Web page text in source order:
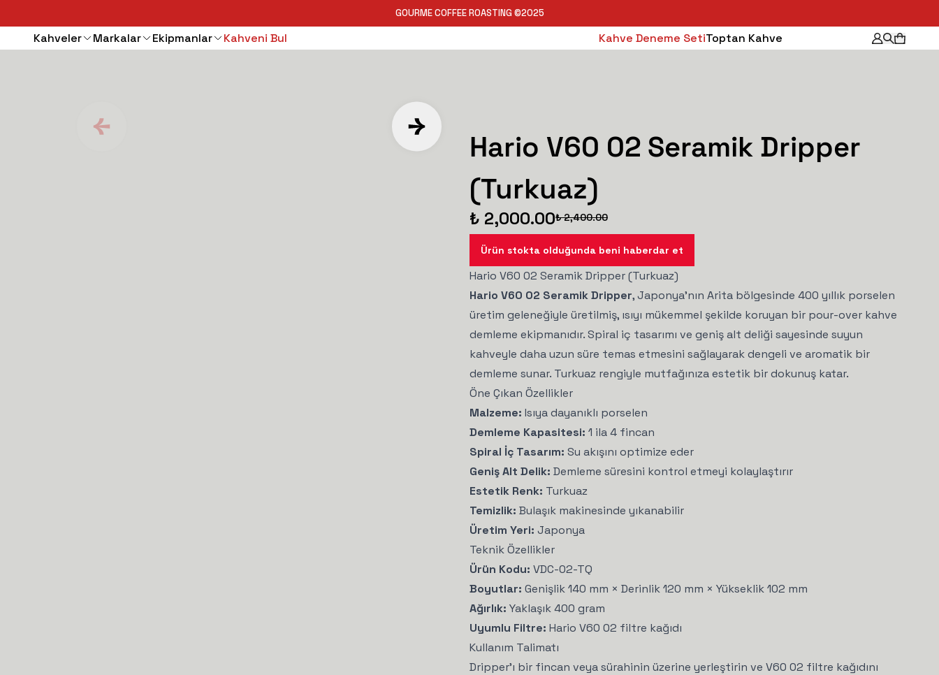
GOURME COFFEE ROASTING ©2025
Kahveler Markalar Ekipmanlar Kahveni Bul Kahve Deneme SetiToptan Kahve
Hario V60 02 Seramik Dripper
(Turkuaz)
₺ 2,000.00₺ 2,400.00
Ürün stokta olduğunda beni haberdar et
Hario V60 02 Seramik Dripper (Turkuaz)
Hario V60 02 Seramik Dripper, Japonya'nın Arita bölgesinde 400 yıllık porselen
üretim geleneğiyle üretilmiş, ısıyı mükemmel şekilde koruyan bir pour-over kahve
demleme ekipmanıdır. Spiral iç tasarımı ve geniş alt deliği sayesinde suyun
kahveyle daha uzun süre temas etmesini sağlayarak dengeli ve aromatik bir
demleme sunar. Turkuaz rengiyle mutfağınıza estetik bir dokunuş katar.
Öne Çıkan Özellikler
Malzeme: Isıya dayanıklı porselen
Demleme Kapasitesi: 1 ila 4 fincan
Spiral İç Tasarım: Su akışını optimize eder
Geniş Alt Delik: Demleme süresini kontrol etmeyi kolaylaştırır
Estetik Renk: Turkuaz
Temizlik: Bulaşık makinesinde yıkanabilir
Üretim Yeri: Japonya
Teknik Özellikler
Ürün Kodu: VDC-02-TQ
Boyutlar: Genişlik 140 mm × Derinlik 120 mm × Yükseklik 102 mm
Ağırlık: Yaklaşık 400 gram
Uyumlu Filtre: Hario V60 02 filtre kağıdı
Kullanım Talimatı
Dripper'ı bir fincan veya sürahinin üzerine yerleştirin ve V60 02 filtre kağıdını